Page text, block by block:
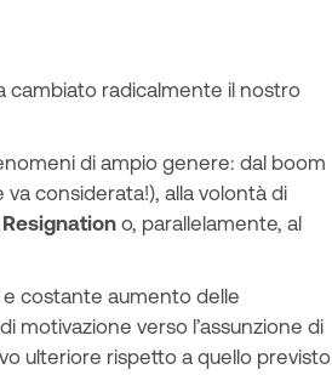
cambiato radicalmente il nostro
di ampio genere: dal boom
considerata!), alla volontà di
o, parallelamente, al
e costante aumento delle
motivazione verso l’assunzione di
ulteriore rispetto a quello previsto